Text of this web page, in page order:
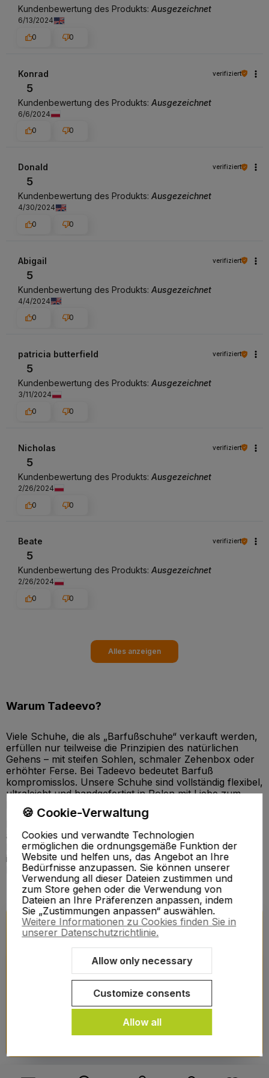
Kundenbewertung des Produkts: Ausgezeichnet
6/13/2024
0
0
Konrad verifiziert
5
Kundenbewertung des Produkts: Ausgezeichnet
6/6/2024
0
0
Donald verifiziert
5
Kundenbewertung des Produkts: Ausgezeichnet
4/30/2024
0
0
Abigail verifiziert
5
Kundenbewertung des Produkts: Ausgezeichnet
4/4/2024
0
0
patricia butterfield verifiziert
5
Kundenbewertung des Produkts: Ausgezeichnet
3/11/2024
0
0
Nicholas verifiziert
5
Kundenbewertung des Produkts: Ausgezeichnet
2/26/2024
0
0
Beate verifiziert
5
Kundenbewertung des Produkts: Ausgezeichnet
2/26/2024
0
0
Alles anzeigen
Warum Tadeevo?
Viele Schuhe, die als „Barfußschuhe“ verkauft werden,
erfüllen nur teilweise die Prinzipien des natürlichen
Gehens – mit steifen Sohlen, schmaler Zehenbox oder
erhöhter Ferse. Bei Tadeevo bedeutet Barfuß
kompromisslos. Unsere Schuhe sind vollständig flexibel,
ultraleicht und handgefertigt in Polen mit Liebe zum
Detail.
aus Leidenschaft für natürliche Bewegung und gesunde
Füße. Mit Tadeevo kaufst du nicht einfach Schuhe – du
investierst in die Gesundheit, den Komfort und die
Freiheit deiner Füße für viele Jahre.
Am häufigsten gewählt!
Entdecke die Tadeevo-Bestseller – ultraleichte, flexible
und minimalistische Barfußschuhe, denen Tausende
vertrauen. Komfort, Bewegungsfreiheit und Qualität, zu der
man immer wieder greift.
Mehr sehen
24H VERSAND
24H VERSAND
24H VERSAND
🍪 Cookie-Verwaltung
Cookies und verwandte Technologien
ermöglichen die ordnungsgemäße Funktion der
Website und helfen uns, das Angebot an Ihre
Bedürfnisse anzupassen. Sie können unserer
Verwendung all dieser Dateien zustimmen und
zum Store gehen oder die Verwendung von
Dateien an Ihre Präferenzen anpassen, indem
Sie „Zustimmungen anpassen“ auswählen.
Weitere Informationen zu Cookies finden Sie in
unserer Datenschutzrichtlinie.
Allow only necessary
Customize consents
Allow all